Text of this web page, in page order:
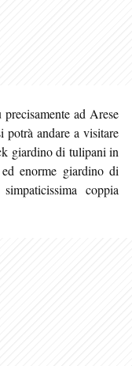
ad Arese
andare a visitare
giardino di tulipani in
enorme giardino di
coppia